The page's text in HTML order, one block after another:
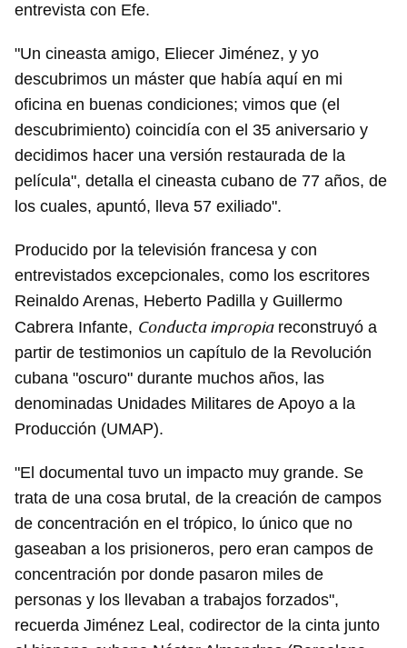
entrevista con Efe.
"Un cineasta amigo, Eliecer Jiménez, y yo
descubrimos un máster que había aquí en mi
oficina en buenas condiciones; vimos que (el
descubrimiento) coincidía con el 35 aniversario y
decidimos hacer una versión restaurada de la
película", detalla el cineasta cubano de 77 años, de
los cuales, apuntó, lleva 57 exiliado".
Producido por la televisión francesa y con
entrevistados excepcionales, como los escritores
Reinaldo Arenas, Heberto Padilla y Guillermo
Cabrera Infante, Conducta impropiareconstruyó a
partir de testimonios un capítulo de la Revolución
cubana "oscuro" durante muchos años, las
denominadas Unidades Militares de Apoyo a la
Producción (UMAP).
"El documental tuvo un impacto muy grande. Se
trata de una cosa brutal, de la creación de campos
de concentración en el trópico, lo único que no
gaseaban a los prisioneros, pero eran campos de
concentración por donde pasaron miles de
personas y los llevaban a trabajos forzados",
recuerda Jiménez Leal, codirector de la cinta junto